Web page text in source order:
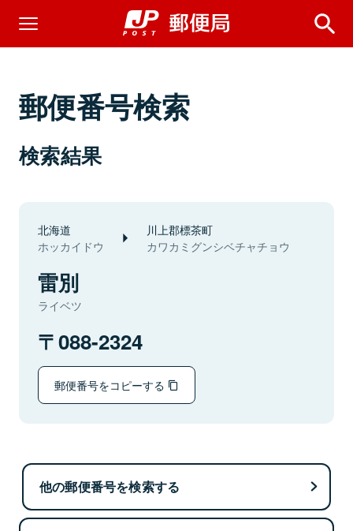
郵便番号検索
検索結果
北海道
ホッカイドウ
川上郡標茶町
カワカミグンシベチャチョウ
雷別
ライベツ
088-2324
郵便番号をコピーする
他の郵便番号を検索する